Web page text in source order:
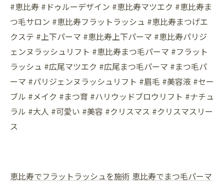
#恵比寿 #ドゥルーデザイン #恵比寿マツエク #恵比寿ま
つ毛サロン #恵比寿フラットラッシュ #恵比寿まつげエ
クステ #上下パーマ #恵比寿上下パーマ #恵比寿パリジ
ェンヌラッシュリフト #恵比寿まつ毛パーマ #フラット
ラッシュ #広尾マツエク #広尾まつ毛パーマ #まつ毛パ
ーマ #パリジェンヌラッシュリフト #眉毛 #美容液 #セー
ブル #メイク #まつ育 #ハリウッドブロウリフト #ナチュ
ラル #大人 #可愛い #美容 #クリスマス #クリスマスリー
ス
恵比寿でフラットラッシュを施術 恵比寿でまつ毛パーマ